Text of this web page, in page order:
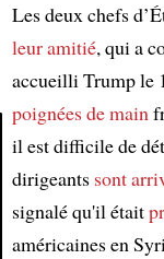
Article
Les deux chefs
leur amitié, qui a
accueilli Trump le
poignées de main
il est difficile de
dirigeants sont
signalé qu'il était
américaines en